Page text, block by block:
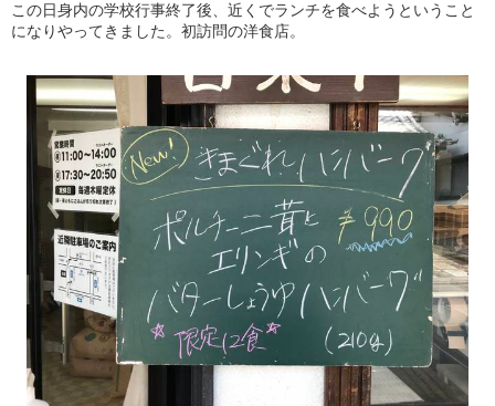
この日身内の学校行事終了後、近くでランチを食べようということ
になりやってきました。初訪問の洋食店。